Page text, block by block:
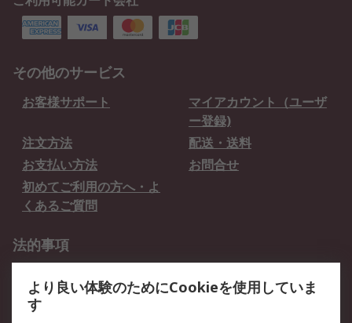
その他のサービス
お客様サポート
マイアカウント（ユーザ
ー登録)
注文方法
配送・送料
お支払い方法
お問合せ
初めてご利用の方へ・よ
くあるご質問
法的事項
クッキーポリシー
より良い体験のためにCookieを使用していま
す